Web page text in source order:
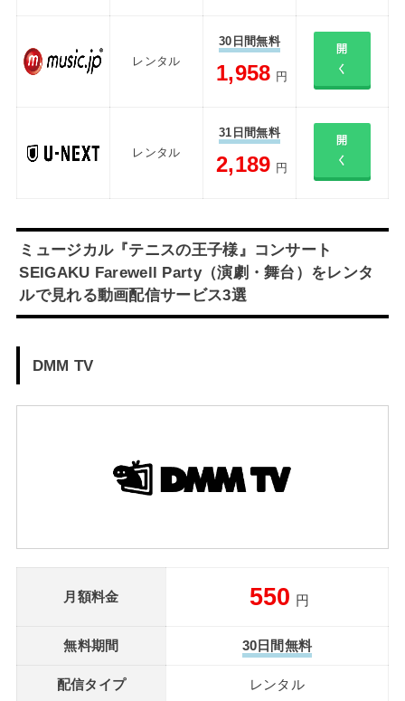
レンタル
30日間無料
1,958 円
開
く
レンタル
31日間無料
2,189 円
開
く
ミュージカル『テニスの王子様』コンサート
SEIGAKU Farewell Party（演劇・舞台）をレンタ
ルで見れる動画配信サービス3選
DMM TV
月額料金 550 円
無料期間 30日間無料
配信タイプ レンタル